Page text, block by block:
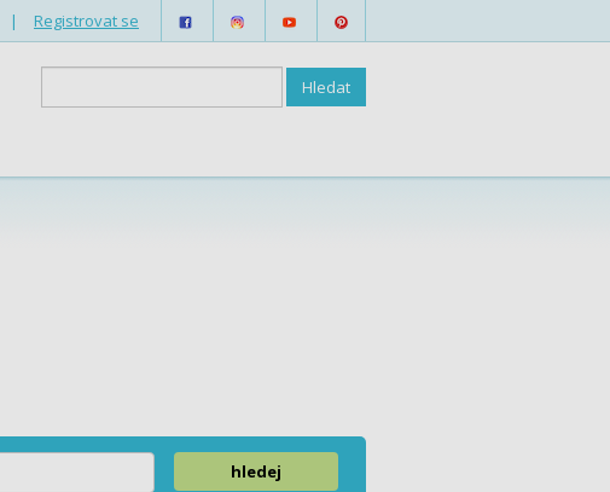
| Registrovat se
hledej